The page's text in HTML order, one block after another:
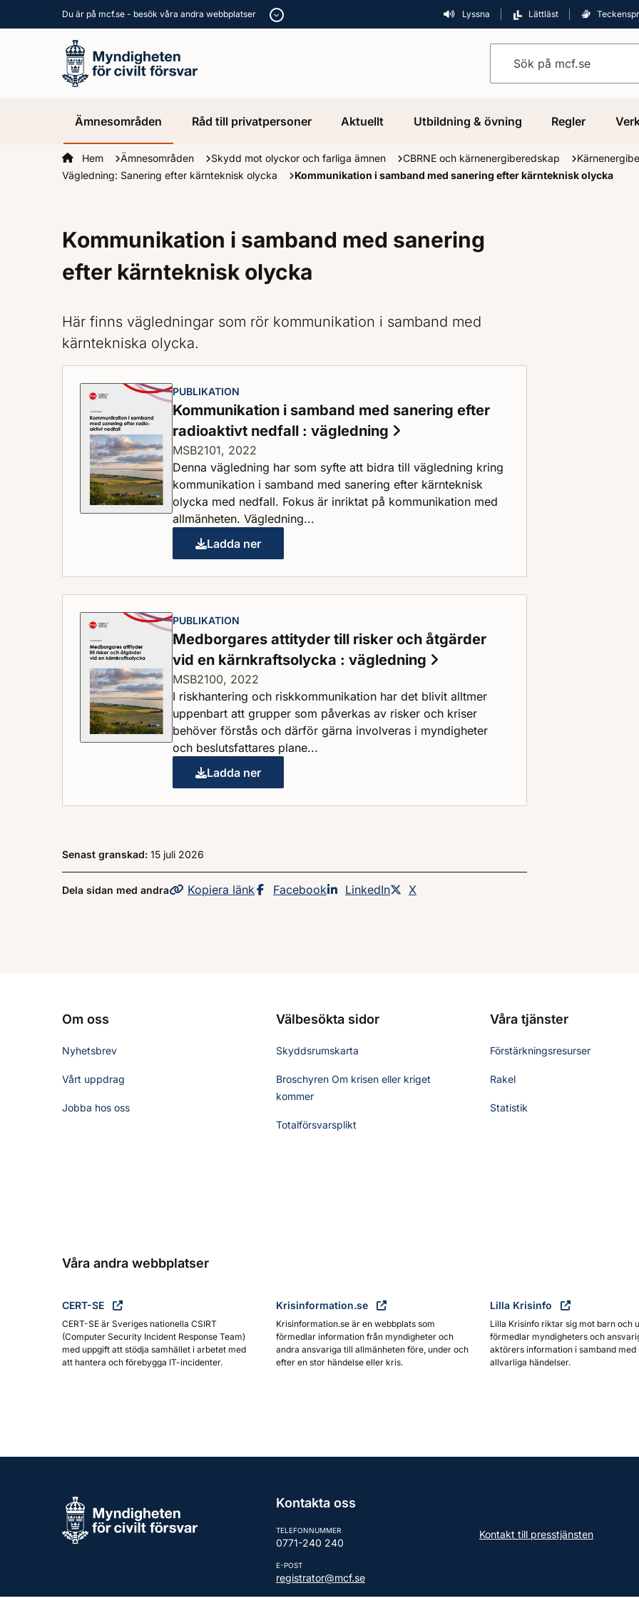
Du är på mcf.se - besök våra andra webbplatser Lyssna Lättläst
Ämnesområden Råd till privatpersoner Aktuellt Utbildning & övning Regler
Startsidan
Hem Ämnesområden Skydd mot olyckor och farliga ämnen CBRNE och kärnenergiberedskap
Vägledning: Sanering efter kärnteknisk olycka
Kommunikation i samband med sanering efter kärnteknisk olycka
Kommunikation i samband med sanering
efter kärnteknisk olycka
Här finns vägledningar som rör kommunikation i samband med
kärntekniska olycka.
PUBLIKATION
Kommunikation i samband med sanering efter
radioaktivt nedfall : vägledning
MSB2101, 2022
Denna vägledning har som syfte att bidra till vägledning kring
kommunikation i samband med sanering efter kärnteknisk
olycka med nedfall. Fokus är inriktat på kommunikation med
allmänheten. Vägledning...
Kommunikation i samband med sanering efter radioaktivt nedfall :
Ladda ner
PUBLIKATION
Medborgares attityder till risker och åtgärder
vid en kärnkraftsolycka : vägledning
MSB2100, 2022
I riskhantering och riskkommunikation har det blivit alltmer
uppenbart att grupper som påverkas av risker och kriser
behöver förstås och därför gärna involveras i myndigheter
och beslutsfattares plane...
Medborgares attityder till risker och åtgärder vid en kärnkraftsolycka :
Ladda ner
Senast granskad: 15 juli 2026
Dela sidan med andra Kopiera sidans
länk Dela sidan på
Facebook Dela sidan på
LinkedIn Dela sidan på
X
Om oss
Nyhetsbrev
Vårt uppdrag
Jobba hos oss
Välbesökta sidor
Skyddsrumskarta
Broschyren Om krisen eller kriget
kommer
Totalförsvarsplikt
Våra tjänster
Förstärkningsresurser
Rakel
Statistik
Våra andra webbplatser
CERT-SE
CERT-SE är Sveriges nationella CSIRT
(Computer Security Incident Response Team)
med uppgift att stödja samhället i arbetet med
att hantera och förebygga IT-incidenter.
Krisinformation.se
Krisinformation.se är en webbplats som
förmedlar information från myndigheter och
andra ansvariga till allmänheten före, under och
efter en stor händelse eller kris.
Lilla Krisinfo
Lilla Krisinfo riktar sig mot barn och
förmedlar myndigheters och
aktörers information i samband
allvarliga händelser.
Kontakta oss
TELEFONNUMMER
0771-240 240
E-POST
registrator@mcf.se
Kontakt till presstjänsten